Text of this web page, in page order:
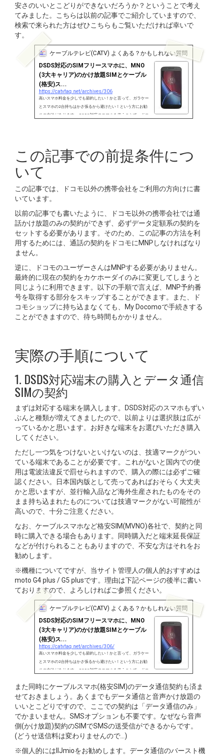
安さのいいとこどりができないだろうか？ということで考え
てみました。こちらは以前の記事でご紹介していますので、
検索で来られた方はぜひこちらもご覧いただければ幸いで
す。
ケーブルテレビ(CATV) よくある？かもしれない質問・FAQ
DSDS対応のSIMフリースマホに、MNO
(3大キャリア)のかけ放題SIMとケーブル
(格安)ス...
https://catvfaq.net/archives/306
高いスマホ料金を少しでも節約したい！かと言って、ガラケー
とスマホの2台持ちはかさ張るから避けたい！という方にお勧
めの方法があります。 DSDS対応のスマホを使うことで、ドコ
この記事での前提条件につ
いて
この記事では、ドコモ以外の携帯会社をご利用の方向けに書
いています。
以前の記事でも書いたように、ドコモ以外の携帯会社では通
話かけ放題のみの契約ができず、必ずデータ定額系の契約を
セットする必要があります。そのため、この記事の方法を利
用するためには、通話の契約をドコモにMNPしなければなり
ません。
逆に、ドコモのユーザーさんはMNPする必要がありません。
最終的に現在の契約をカケホーダイのみに変更してしまうと
同じように利用できます。以下の手順で言えば、MNP予約番
号を取得する部分をスキップすることができます。また、ド
コモショップに持ち込まなくても、My Docomoで手続きする
ことができますので、待ち時間もかかりません。
実際の手順について
1. DSDS対応端末の購入とデータ通信
SIMの契約
まずは対応する端末を購入します。DSDS対応のスマホもずい
ぶんと種類が増えてきましたので、以前よりは選択肢は広が
っているかと思います。お好きな端末をお選びいただき購入
してください。
ただし一つ気をつけないといけないのは、技適マークがつい
ている端末であることが必要です。これがないと国内での使
用は電波法違反で罰せられますので、購入の際には必ずご確
認ください。日本国内版として売ってあればおそらく大丈夫
かと思いますが、並行輸入品など海外生産されたものをその
まま持ち込まれたものについては技適マークがない可能性が
高いので、十分ご注意ください。
なお、ケーブルスマホなど格安SIM(MVNO)各社で、契約と同
時に購入できる場合もあります。同時購入だと端末延長保証
などが付けられることもありますので、不安な方はそれをお
勧めします。
※機種についてですが、当サイト管理人の個人的おすすめは
moto G4 plus / G5 plusです。理由は下記ページの後半に書い
ておりますので、よろしければご参照ください。
ケーブルテレビ(CATV) よくある？かもしれない質問・FAQ
DSDS対応のSIMフリースマホに、MNO
(3大キャリア)のかけ放題SIMとケーブル
(格安)ス...
https://catvfaq.net/archives/306/
高いスマホ料金を少しでも節約したい！かと言って、ガラケー
とスマホの2台持ちはかさ張るから避けたい！という方にお勧
めの方法があります。 DSDS対応のスマホを使うことで、ドコ
安データ通信のいいとこどりが可能になります。
また同時にケーブルスマホ(格安SIM)のデータ通信契約も済ま
せておきましょう。あくまでもデータ通信と音声かけ放題の
いいとこどりですので、ここでの契約は「データ通信のみ」
でかまいません。SMSオプションも不要です。なぜなら音声
側(かけ放題)契約のSIMでSMSの送受信ができるからです。
(どうせ送信料は変わりませんので…)
※個人的にはIIJmioをお勧めします。データ通信のバースト機